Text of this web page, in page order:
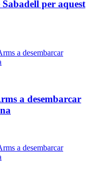
Sabadell per aquest
a desembarcar